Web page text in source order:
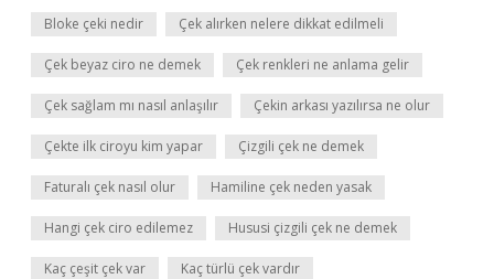
Bloke çeki nedir Çek alırken nelere dikkat edilmeli
Çek beyaz ciro ne demek Çek renkleri ne anlama gelir
Çek sağlam mı nasıl anlaşılır Çekin arkası yazılırsa ne olur
Çekte ilk ciroyu kim yapar Çizgili çek ne demek
Faturalı çek nasıl olur Hamiline çek neden yasak
Hangi çek ciro edilemez Hususi çizgili çek ne demek
Kaç çeşit çek var Kaç türlü çek vardır